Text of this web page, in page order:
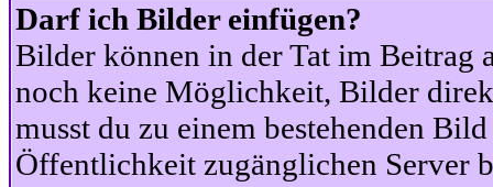
Darf ich Bilder einfügen?
Bilder können in der Tat im Beitrag
noch keine Möglichkeit, Bilder
musst du zu einem bestehenden
Öffentlichkeit zugänglichen Server